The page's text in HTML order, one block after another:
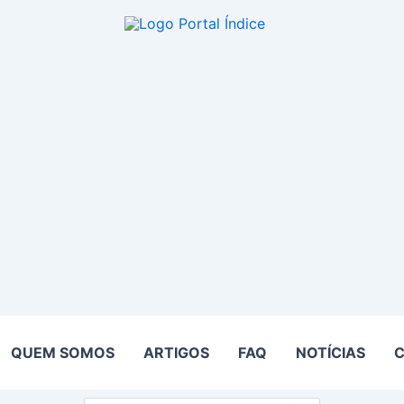
QUEM SOMOS ARTIGOS FAQ NOTÍCIAS